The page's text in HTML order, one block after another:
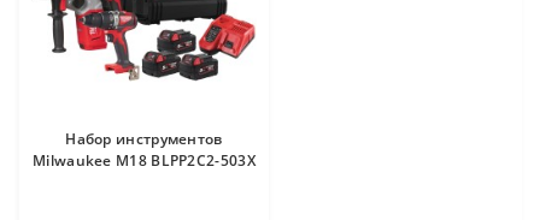
Набор инструментов
Milwaukee M18 BLPP2C2-503X